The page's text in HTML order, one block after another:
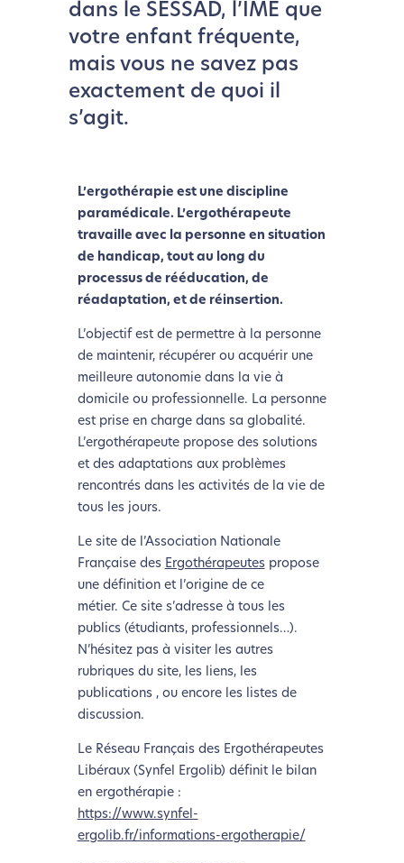
dans le SESSAD, l’IME que
votre enfant fréquente,
mais vous ne savez pas
exactement de quoi il
s’agit.
L’ergothérapie est une discipline
paramédicale. L’ergothérapeute
travaille avec la personne en situation
de handicap, tout au long du
processus de rééducation, de
réadaptation, et de réinsertion.
L’objectif est de permettre à la personne
de maintenir, récupérer ou acquérir une
meilleure autonomie dans la vie à
domicile ou professionnelle. La personne
est prise en charge dans sa globalité.
L’ergothérapeute propose des solutions
et des adaptations aux problèmes
rencontrés dans les activités de la vie de
tous les jours.
Le site de l’Association Nationale
Française des Ergothérapeutespropose
une définition et l’origine de ce
métier. Ce site s’adresse à tous les
publics (étudiants, professionnels…).
N’hésitez pas à visiter les autres
rubriques du site, les liens, les
publications , ou encore les listes de
discussion.
Le Réseau Français des Ergothérapeutes
Libéraux (Synfel Ergolib) définit le bilan
en ergothérapie :
https://www.synfel-
ergolib.fr/informations-ergotherapie/